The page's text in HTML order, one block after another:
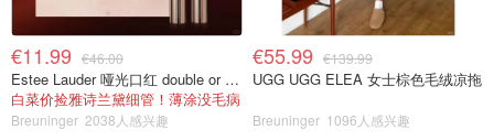
€11.99 €46.00
Estee Lauder 哑光口红 double or nothing色号
白菜价捡雅诗兰黛细管！薄涂没毛病
Breuninger 2038人感兴趣
€55.99 €139.99
UGG UGG ELEA 女士棕色毛绒凉拖
Breuninger 1096人感兴趣